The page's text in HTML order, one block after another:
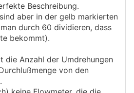
Beschreibung.
aber in der gelb markierten
durch 60 dividieren, dass
bekommt).
die Anzahl der Umdrehungen
von den